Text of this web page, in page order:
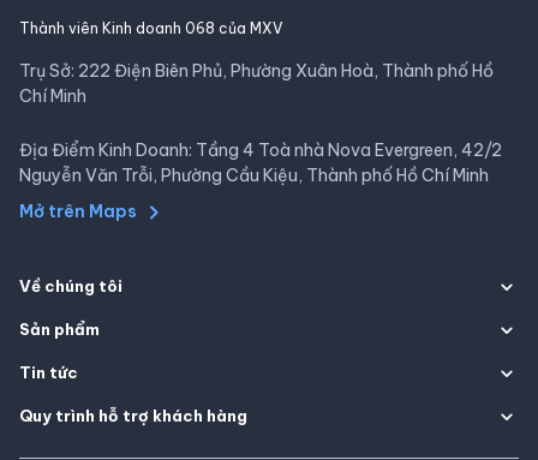
Thành viên Kinh doanh 068 của MXV
Trụ Sở: 222 Điện Biên Phủ, Phường Xuân Hoà, Thành phố Hồ
Chí Minh
Địa Điểm Kinh Doanh: Tầng 4 Toà nhà Nova Evergreen, 42/2
Nguyễn Văn Trỗi, Phường Cầu Kiệu, Thành phố Hồ Chí Minh
Mở trên Maps
Về chúng tôi
Sản phẩm
Tin tức
Quy trình hỗ trợ khách hàng